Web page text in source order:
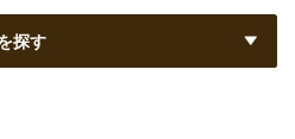
探す
午後発半日観光
街スパ